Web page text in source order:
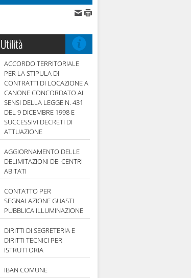
Utilità
ACCORDO TERRITORIALE
PER LA STIPULA DI
CONTRATTI DI LOCAZIONE A
CANONE CONCORDATO AI
SENSI DELLA LEGGE N. 431
DEL 9 DICEMBRE 1998 E
SUCCESSIVI DECRETI DI
ATTUAZIONE
AGGIORNAMENTO DELLE
DELIMITAZIONI DEI CENTRI
ABITATI
CONTATTO PER
SEGNALAZIONE GUASTI
PUBBLICA ILLUMINAZIONE
DIRITTI DI SEGRETERIA E
DIRITTI TECNICI PER
ISTRUTTORIA
IBAN COMUNE